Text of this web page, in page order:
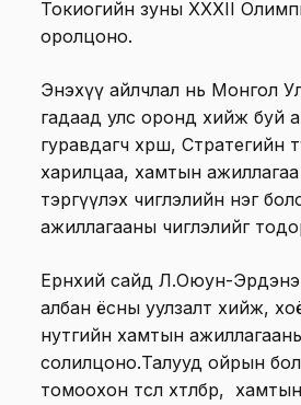
Токиогийн зуны XXXII
оролцоно.
Энэхүү айлчлал нь Монгол
гадаад улс оронд хийж буй
гуравдагч хөрш, Стратегийн
харилцаа, хамтын
тэргүүлэх чиглэлийн нэг
ажиллагааны чиглэлийг
Ерөнхий сайд Л.Оюун-
албан ёсны уулзалт хийж,
нутгийн хамтын ажиллагааны
солилцоно.Талууд ойрын
томоохон төсөл хөтөлбөр,